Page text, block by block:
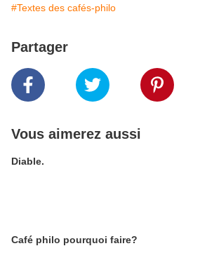
#Textes des cafés-philo
Partager
Vous aimerez aussi
Diable.
Café philo pourquoi faire?